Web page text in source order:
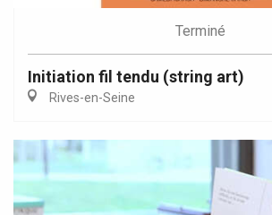
Terminé
Initiation fil tendu (string art)
Rives-en-Seine